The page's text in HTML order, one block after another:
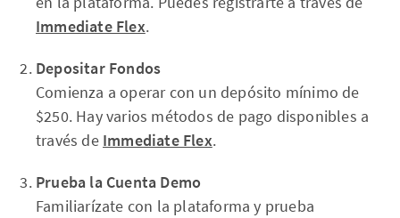
Immediate Flex.
Depositar Fondos
Comienza a operar con un depósito mínimo de
$250. Hay varios métodos de pago disponibles a
través de Immediate Flex.
Prueba la Cuenta Demo
Familiarízate con la plataforma y prueba